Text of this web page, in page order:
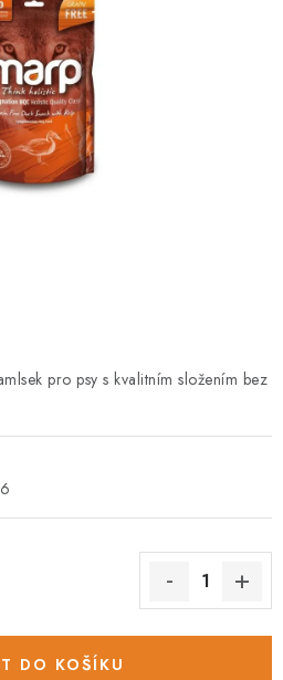
Hodnocení obchodu
pro psy s kvalitním složením bez
DO KOŠÍKU